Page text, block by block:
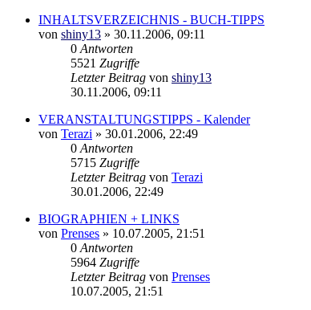
INHALTSVERZEICHNIS - BUCH-TIPPS
von shiny13 » 30.11.2006, 09:11
0 Antworten
5521 Zugriffe
Letzter Beitrag von shiny13
30.11.2006, 09:11
VERANSTALTUNGSTIPPS - Kalender
von Terazi » 30.01.2006, 22:49
0 Antworten
5715 Zugriffe
Letzter Beitrag von Terazi
30.01.2006, 22:49
BIOGRAPHIEN + LINKS
von Prenses » 10.07.2005, 21:51
0 Antworten
5964 Zugriffe
Letzter Beitrag von Prenses
10.07.2005, 21:51